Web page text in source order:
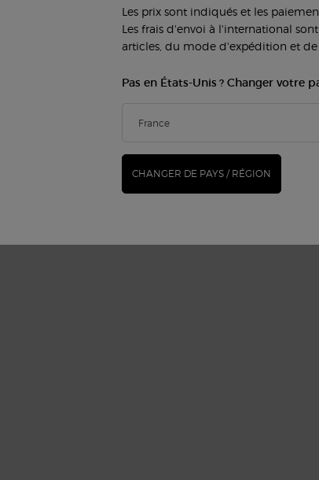
Les prix sont indiqués et les
Les frais d'envoi à l'international
articles, du mode d'expédition et de
Pas en États-Unis ? Changer votre
CHANGER DE PAYS / RÉGION